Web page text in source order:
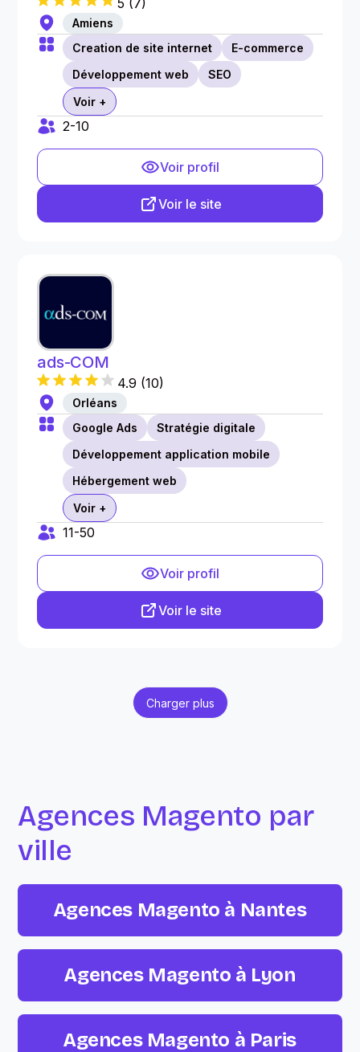
5 (7)
Amiens
Creation de site internet
E-commerce
Développement web
SEO
Voir +
2-10
Voir profil
Voir le site
ads-COM
4.9 (10)
Orléans
Google Ads
Stratégie digitale
Développement application mobile
Hébergement web
Voir +
11-50
Voir profil
Voir le site
Charger plus
Agences Magento par
ville
Agences Magento à Nantes
Agences Magento à Lyon
Agences Magento à Paris